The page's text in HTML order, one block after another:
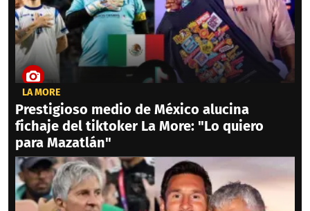
LA MORE
Prestigioso medio de México alucina
fichaje del tiktoker La More: "Lo quiero
para Mazatlán"